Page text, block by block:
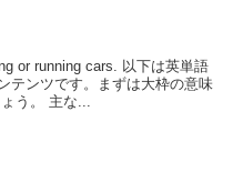
or running cars. 以下は英単語
テンツです。まずは大枠の意味
う。 主な...